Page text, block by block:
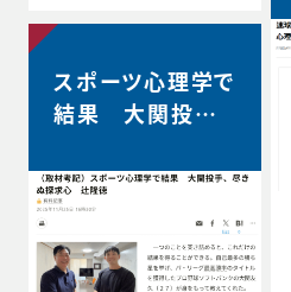
の違い」は、続々と重
決定しました。第4版
からの帯には、ソフト
バンクホークス大関
葉もいただいていま
す！この本が、より多く
のみなさまのお役に
立つことができれば
と願っております。■
スポーツ心理学で
結果 大関投手、
日新聞デジタル】